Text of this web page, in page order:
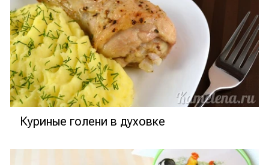
Куриные голени в духовке